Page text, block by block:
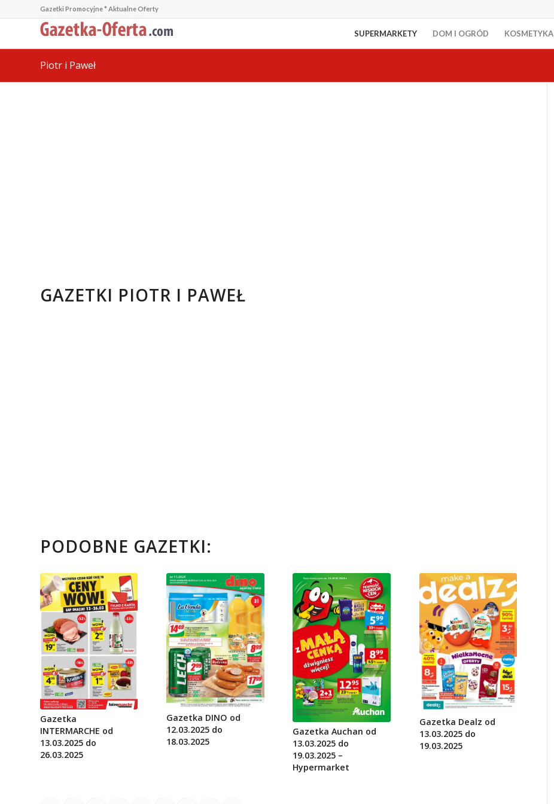
Gazetki Promocyjne * Aktualne Oferty
SUPERMARKETY DOM I OGRÓD KOSMETYKA
Piotr i Paweł
GAZETKI PIOTR I PAWEŁ
PODOBNE GAZETKI:
Gazetka
INTERMARCHE od
13.03.2025 do
26.03.2025
Gazetka DINO od
12.03.2025 do
18.03.2025
Gazetka Auchan od
13.03.2025 do
19.03.2025 –
Hypermarket
Gazetka Dealz od
13.03.2025 do
19.03.2025